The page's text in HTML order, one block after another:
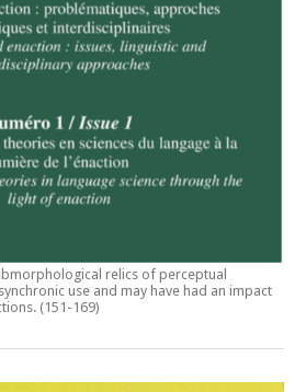
relics of perceptual
use and may have had an impact
. (151-169)